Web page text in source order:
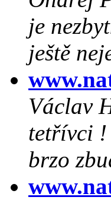
je
ještě
Václav
tetřívci !
brzo